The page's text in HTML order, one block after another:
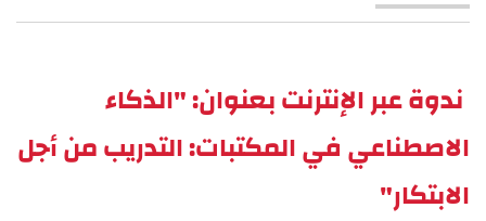
ندوة عبر الإنترنت بعنوان: "الذكاء
الاصطناعي في المكتبات: التدريب من أجل
الابتكار"